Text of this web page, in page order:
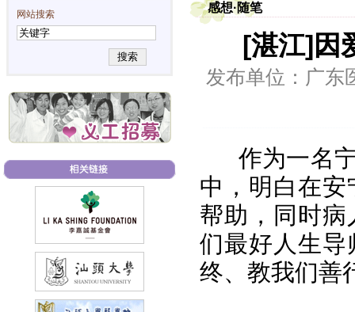
网站搜索
搜索
感想·随笔
[湛江]因
发布单位：广东
作为一名宁
中，明白在
帮助，同时
们最好人生
终、教我们善